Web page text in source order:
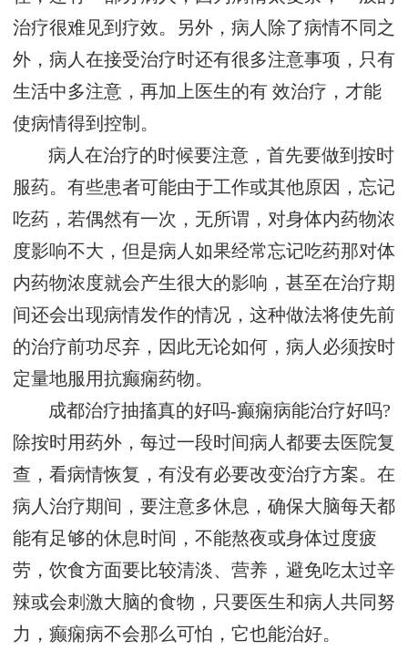
治疗很难见到疗效。另外，病人除了病情不同之
外，病人在接受治疗时还有很多注意事项，只有
生活中多注意，再加上医生的有 效治疗，才能
使病情得到控制。
病人在治疗的时候要注意，首先要做到按时
服药。有些患者可能由于工作或其他原因，忘记
吃药，若偶然有一次，无所谓，对身体内药物浓
度影响不大，但是病人如果经常忘记吃药那对体
内药物浓度就会产生很大的影响，甚至在治疗期
间还会出现病情发作的情况，这种做法将使先前
的治疗前功尽弃，因此无论如何，病人必须按时
定量地服用抗癫痫药物。
成都治疗抽搐真的好吗-癫痫病能治疗好吗?
除按时用药外，每过一段时间病人都要去医院复
查，看病情恢复，有没有必要改变治疗方案。在
病人治疗期间，要注意多休息，确保大脑每天都
能有足够的休息时间，不能熬夜或身体过度疲
劳，饮食方面要比较清淡、营养，避免吃太过辛
辣或会刺激大脑的食物，只要医生和病人共同努
力，癫痫病不会那么可怕，它也能治好。